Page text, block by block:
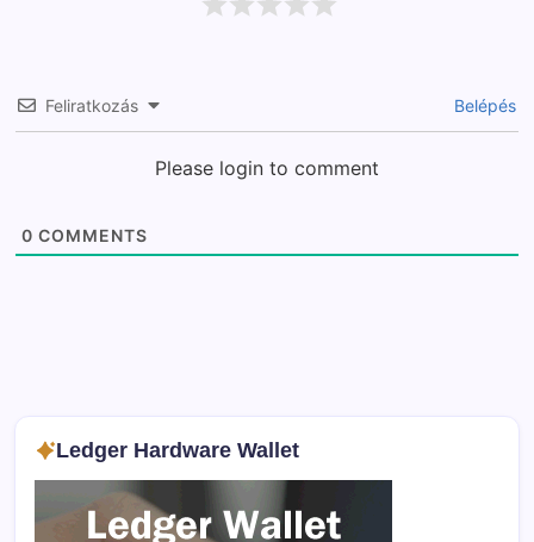
Feliratkozás Belépés
Please login to comment
0 COMMENTS
Ledger Hardware Wallet